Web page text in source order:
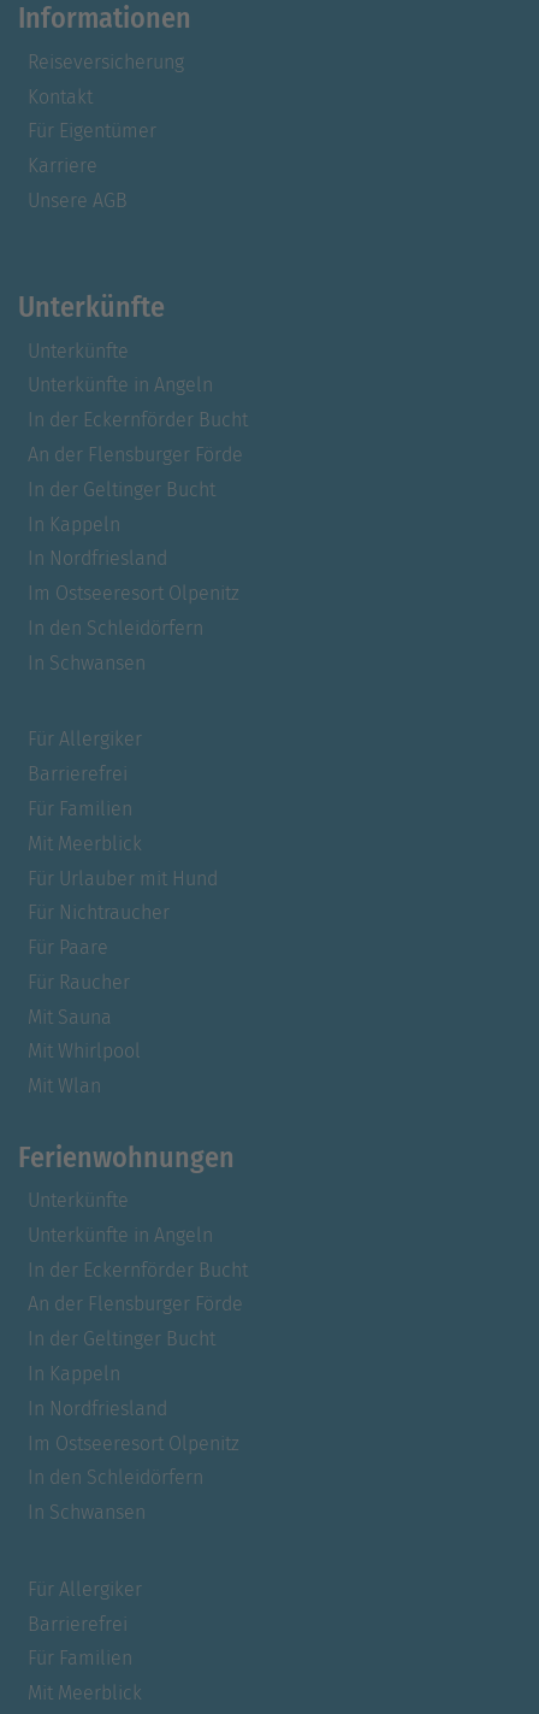
Informationen
Reiseversicherung
Kontakt
Für Eigentümer
Karriere
Unsere AGB
Unterkünfte
Unterkünfte
Unterkünfte in Angeln
In der Eckernförder Bucht
An der Flensburger Förde
In der Geltinger Bucht
In Kappeln
In Nordfriesland
Im Ostseeresort Olpenitz
In den Schleidörfern
In Schwansen
Für Allergiker
Barrierefrei
Für Familien
Mit Meerblick
Für Urlauber mit Hund
Für Nichtraucher
Für Paare
Für Raucher
Mit Sauna
Mit Whirlpool
Mit Wlan
Ferienwohnungen
Unterkünfte
Unterkünfte in Angeln
In der Eckernförder Bucht
An der Flensburger Förde
In der Geltinger Bucht
In Kappeln
In Nordfriesland
Im Ostseeresort Olpenitz
In den Schleidörfern
In Schwansen
Für Allergiker
Barrierefrei
Für Familien
Mit Meerblick